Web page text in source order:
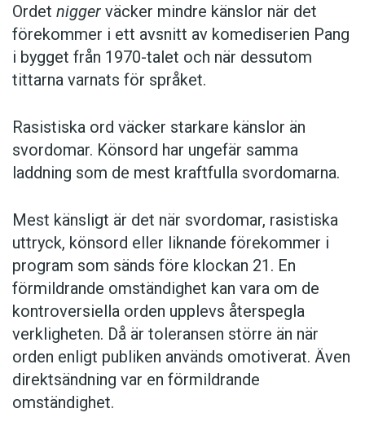
Ordet nigger väcker mindre känslor när det
förekommer i ett avsnitt av komediserien Pang
i bygget från 1970-talet och när dessutom
tittarna varnats för språket.
Rasistiska ord väcker starkare känslor än
svordomar. Könsord har ungefär samma
laddning som de mest kraftfulla svordomarna.
Mest känsligt är det när svordomar, rasistiska
uttryck, könsord eller liknande förekommer i
program som sänds före klockan 21. En
förmildrande omständighet kan vara om de
kontroversiella orden upplevs återspegla
verkligheten. Då är toleransen större än när
orden enligt publiken används omotiverat. Även
direktsändning var en förmildrande
omständighet.